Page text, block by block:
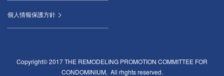
個人情報保護方針
Copyright© 2017 THE REMODELING PROMOTION COMMITTEE FOR
CONDOMINIUM, All rhghts reserved.